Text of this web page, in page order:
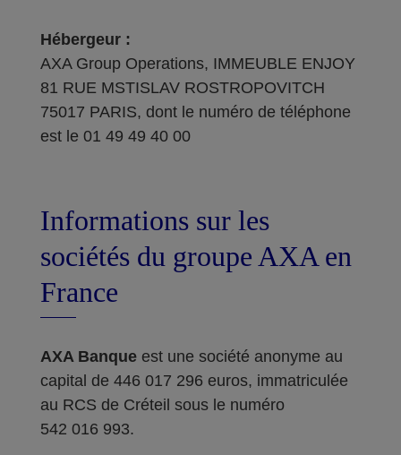
Hébergeur :
AXA Group Operations, IMMEUBLE ENJOY
81 RUE MSTISLAV ROSTROPOVITCH
75017 PARIS, dont le numéro de téléphone
est le 01 49 49 40 00
Informations sur les
sociétés du groupe AXA en
France
AXA Banque est une société anonyme au
capital de 446 017 296 euros, immatriculée
au RCS de Créteil sous le numéro
542 016 993.